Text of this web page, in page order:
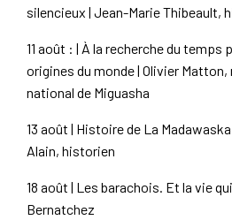
silencieux | Jean-Marie Thibeault,
11 août : | À la recherche du temps
origines du monde | Olivier
national de Miguasha
13 août | Histoire de La
Alain, historien
18 août | Les barachois. Et la vie
Bernatchez